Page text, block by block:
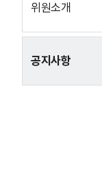
위원소개
공지사항